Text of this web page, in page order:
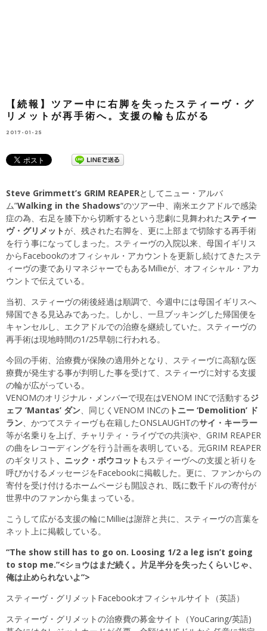
【続報】ツアー中に右脚を失ったスティーヴ・グ
リメットが再手術へ。支援の輪も広がる
2017-01-25
Steve Grimmett’s GRIM REAPERとしてニュー・アルバ
ム”Walking in the Shadows“のツアー中、南米エクアドルで感染
症の為、右足を膝下から切断するという悲劇に見舞われた スティー
ヴ・グリメットが、残された右脚を、更に上部まで切除する再手術
を行う事になってしまった。スティーヴの入院以来、母国イギリス
からFacebookのオフィシャル・アカウントを更新し続けてきたステ
ィーヴの妻でありマネジャーでもあるMillieが、オフィシャル・アカ
ウントで伝えている。
当初、スティーヴの術後経過は順調で、今週中には母国イギリスへ
帰国できる見込みであった。しかし、一旦ブッキングした帰国便を
キャンセルし、エクアドルでの治療を継続していた。スティーヴの
再手術は現地時間の1/25早朝に行われる。
今回の手術、治療費が保険の適用外となり、スティーヴに高額な医
療費が発生する事が判明した事を受けて、スティーヴに対する支援
の輪が広がっている。
VENOMのオリジナル・メンバーで現在はVENOM INCで活動するジ
ェフ ‘Mantas’ ダン 、同じくVENOM INCの トニー ‘Demolition’ ド
ラン 、かつてスティーヴも在籍したONSLAUGHTのサイ・キーラー
等が名乗りを上げ、チャリティ・ライヴでの共演や、GRIM REAPER
の曲をレコーディングを行う計画を表明している。元GRIM REAPER
のギタリスト 、ニック・ボウコット もスティーヴへの支援と祈りを
呼びかけるメッセージをFacebookに掲載した。更に、ファンからの
寄付を受け付けるホームページも開設され、既に数千ドルの寄付が
世界中のファンから集まっている。
こうして広がる支援の輪にMillieは謝辞と共に、スティーヴの言葉を
ネット上に掲載している。
“The show still has to go on. Loosing 1/2 a leg isn’t going
to stop me.”<ショウはまだ続く。片足半分を失ったくらいじゃ、
俺は止められないよ”>
スティーヴ・グリメットFacebookオフィシャルサイト
（英語）
スティーヴ・グリメットの治療費の募金サイト
（YouCaring/英語)